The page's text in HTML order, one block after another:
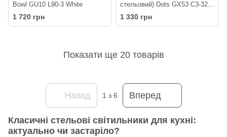
Bowl GU10 L90-3 White
1 720 грн
стельовий) Dots GX53 C3-325
Black
1 330 грн
Показати ще 20 товарів
Назад 1 з 6 Вперед
Класичні стельові світильники для кухні:
актуально чи застаріло?